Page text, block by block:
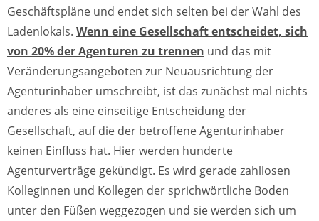
Geschäftspläne und endet sich selten bei der Wahl des
Ladenlokals. Wenn eine Gesellschaft entscheidet, sich
von 20% der Agenturen zu trennen und das mit
Veränderungsangeboten zur Neuausrichtung der
Agenturinhaber umschreibt, ist das zunächst mal nichts
anderes als eine einseitige Entscheidung der
Gesellschaft, auf die der betroffene Agenturinhaber
keinen Einfluss hat. Hier werden hunderte
Agenturverträge gekündigt. Es wird gerade zahllosen
Kolleginnen und Kollegen der sprichwörtliche Boden
unter den Füßen weggezogen und sie werden sich um